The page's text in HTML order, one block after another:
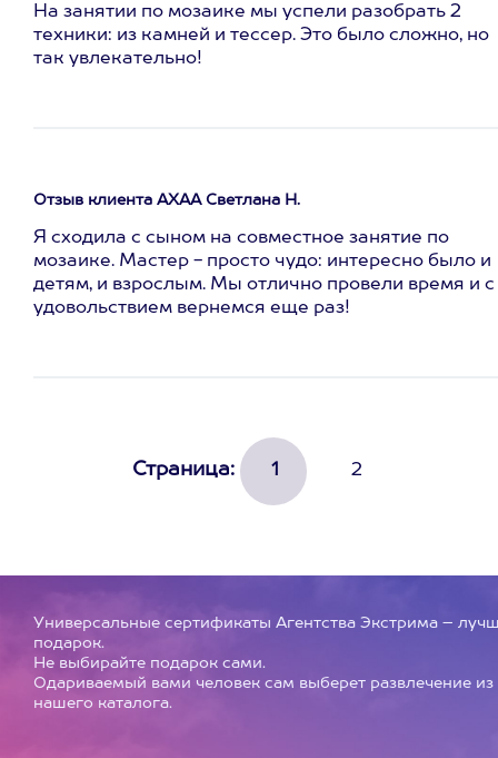
На занятии по мозаике мы успели разобрать 2
техники: из камней и тессер. Это было сложно, но
так увлекательно!
Отзыв клиента АХАА Светлана Н.
Я сходила с сыном на совместное занятие по
мозаике. Мастер - просто чудо: интересно было и
детям, и взрослым. Мы отлично провели время и с
удовольствием вернемся еще раз!
Страница: 1 2
Универсальные сертификаты Агентства Экстрима –
подарок.
Не выбирайте подарок сами.
Одариваемый вами человек сам выберет развлечение из
нашего каталога.